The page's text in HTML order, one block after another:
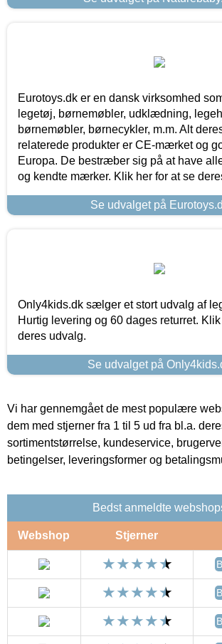
Eurotoys.dk er en dansk virksomhed
legetøj, børnemøbler, udklædning,
børnemøbler, børnecykler, m.m. Alt
relaterede produkter er CE-mærket og
Europa. De bestræber sig på at have
og kendte mærker. Klik her for at se
Se udvalget på
Only4kids.dk sælger et stort udvalg af
Hurtig levering og 60 dages returret.
deres udvalg.
Se udvalget på
Vi har gennemgået de mest populære
dem med stjerner fra 1 til 5 ud fra bl.a.
sortimentstørrelse, kundeservice,
betingelser, leveringsformer og
Bedst anmeldte
Webshop Stjerner